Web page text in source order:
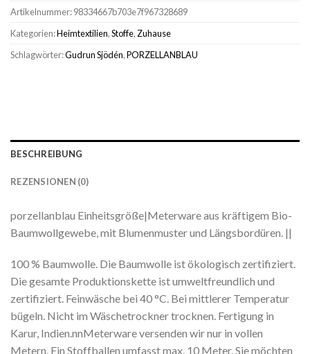
Artikelnummer:98334667b703e7f967328689
Kategorien:Heimtextilien,Stoffe, Zuhause
Schlagwörter:Gudrun Sjödén,PORZELLANBLAU
BESCHREIBUNG
REZENSIONEN (0)
porzellanblau Einheitsgröße|Meterware aus kräftigem Bio-
Baumwollgewebe, mit Blumenmuster und Längsbordüren. ||
100 % Baumwolle. Die Baumwolle ist ökologisch zertifiziert.
Die gesamte Produktionskette ist umweltfreundlich und
zertifiziert. Feinwäsche bei 40 °C. Bei mittlerer Temperatur
bügeln. Nicht im Wäschetrockner trocknen. Fertigung in
Karur, Indien.nnMeterware versenden wir nur in vollen
Metern. Ein Stoffballen umfasst max. 10 Meter. Sie möchten